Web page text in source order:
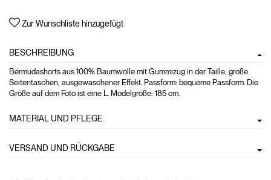
Zur Wunschliste hinzugefügt
BESCHREIBUNG
Bermudashorts aus 100% Baumwolle mit Gummizug in der Taille, große
Seitentaschen, ausgewaschener Effekt. Passform: bequeme Passform. Die
Größe auf dem Foto ist eine L. Modelgröße: 185 cm.
MATERIAL UND PFLEGE
VERSAND UND RÜCKGABE